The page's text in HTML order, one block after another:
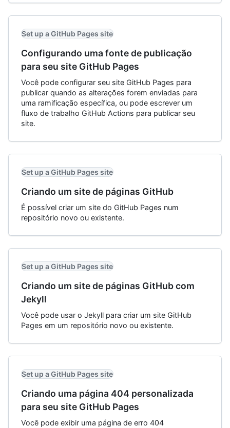
Set up a GitHub Pages site
Configurando uma fonte de publicação
para seu site GitHub Pages
Você pode configurar seu site GitHub Pages para
publicar quando as alterações forem enviadas para
uma ramificação específica, ou pode escrever um
fluxo de trabalho GitHub Actions para publicar seu
site.
Set up a GitHub Pages site
Criando um site de páginas GitHub
É possível criar um site do GitHub Pages num
repositório novo ou existente.
Set up a GitHub Pages site
Criando um site de páginas GitHub com
Jekyll
Você pode usar o Jekyll para criar um site GitHub
Pages em um repositório novo ou existente.
Set up a GitHub Pages site
Criando uma página 404 personalizada
para seu site GitHub Pages
Você pode exibir uma página de erro 404